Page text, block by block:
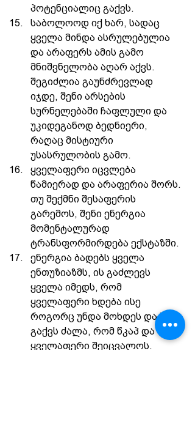
პოტენციალიც გაქვს.
საბოლოოდ იქ ხარ, სადაც
ყველა მინდა ასრულებულია
და არაფერს ამის გამო
მნიშვნელობა აღარ აქვს.
შეგიძლია გაუნძრევლად
იჯდე, შენი არსების
სურნელებაში ჩაფლული და
უკიდეგანოდ ბედნიერი,
რაღაც მისტიური
უსასრულობის გამო.
ყველაფერი იცვლება
წამიერად და არაფერია შორს.
თუ შექმნი შესაფერის
გარემოს, შენი ენერგია
მომენტალურად
ტრანსფორმირდება ექსტაზში.
ენერგია ბადებს ყველა
ენთუზიაზმს, ის გაძლევს
ყველა იმედს, რომ
ყველაფერი ხდება ისე
როგორც უნდა მოხდეს და შენ
გაქვს ძალა, რომ წკაპ და
ყველაფერი შეიცვალოს.